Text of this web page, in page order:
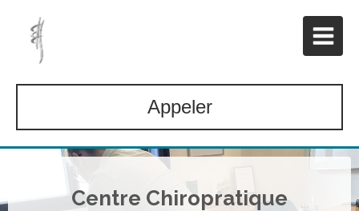
Appeler
Centre Chiropratique